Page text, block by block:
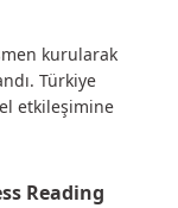
kurularak
Türkiye
etkileşimine
Reading